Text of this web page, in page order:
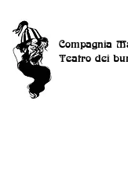
Compagnia
Teatro dei